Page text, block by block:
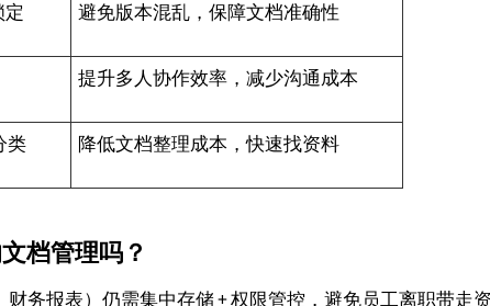
定 避免版本混乱，保障文档准确性
提升多人协作效率，减少沟通成本
类 降低文档整理成本，快速找资料
档管理吗？
务报表）仍需集中存储 + 权限管控，避免员工离职带走